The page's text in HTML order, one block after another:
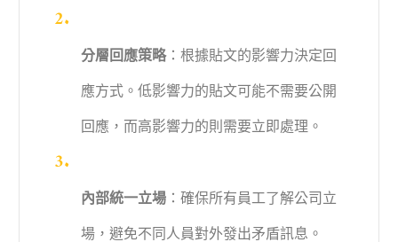
分層回應策略：根據貼文的影響力決定回
應方式。低影響力的貼文可能不需要公開
回應，而高影響力的則需要立即處理。
內部統一立場：確保所有員工了解公司立
場，避免不同人員對外發出矛盾訊息。